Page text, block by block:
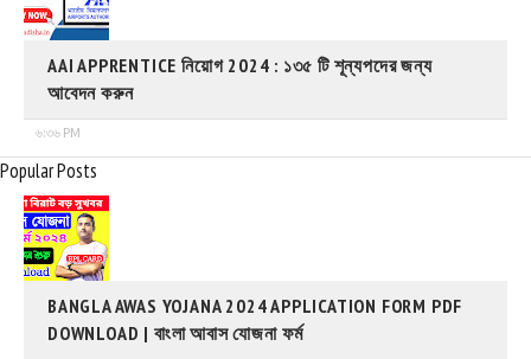
AAI APPRENTICE নিয়োগ 2024 : ১৩৫ টি শূন্যপদের জন্য
আবেদন করুন
৬:৩৬ PM
Popular Posts
BANGLA AWAS YOJANA 2024 APPLICATION FORM PDF
DOWNLOAD | বাংলা আবাস যোজনা ফর্ম